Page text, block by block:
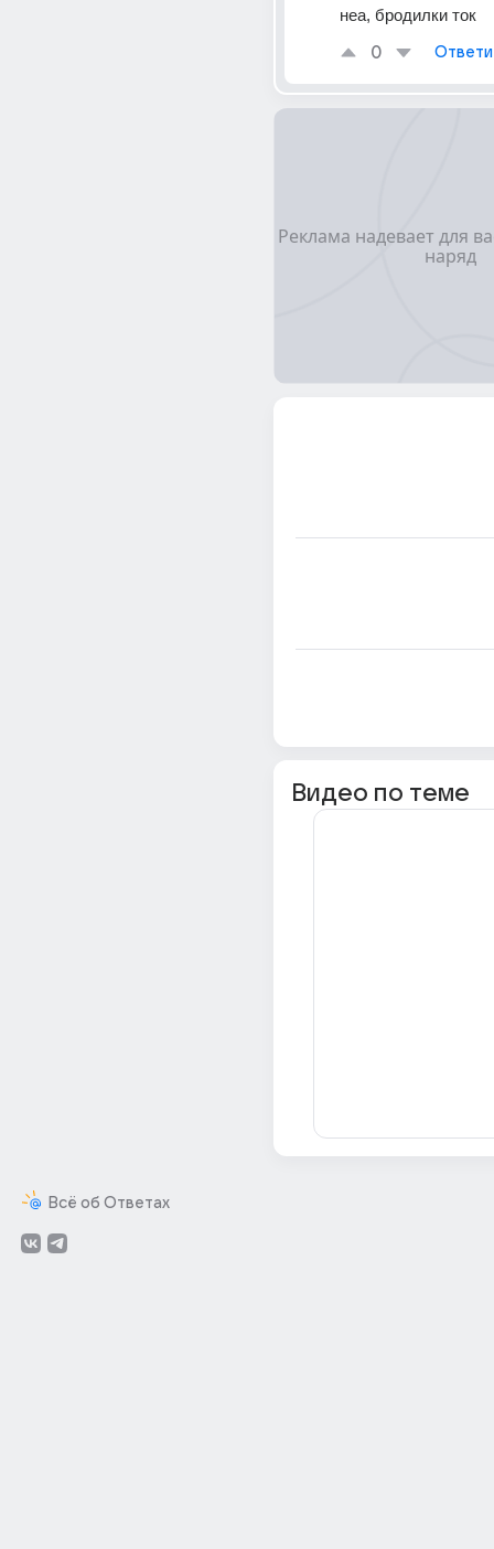
Всё об Ответах
неа, бродилки ток
0
Видео по теме